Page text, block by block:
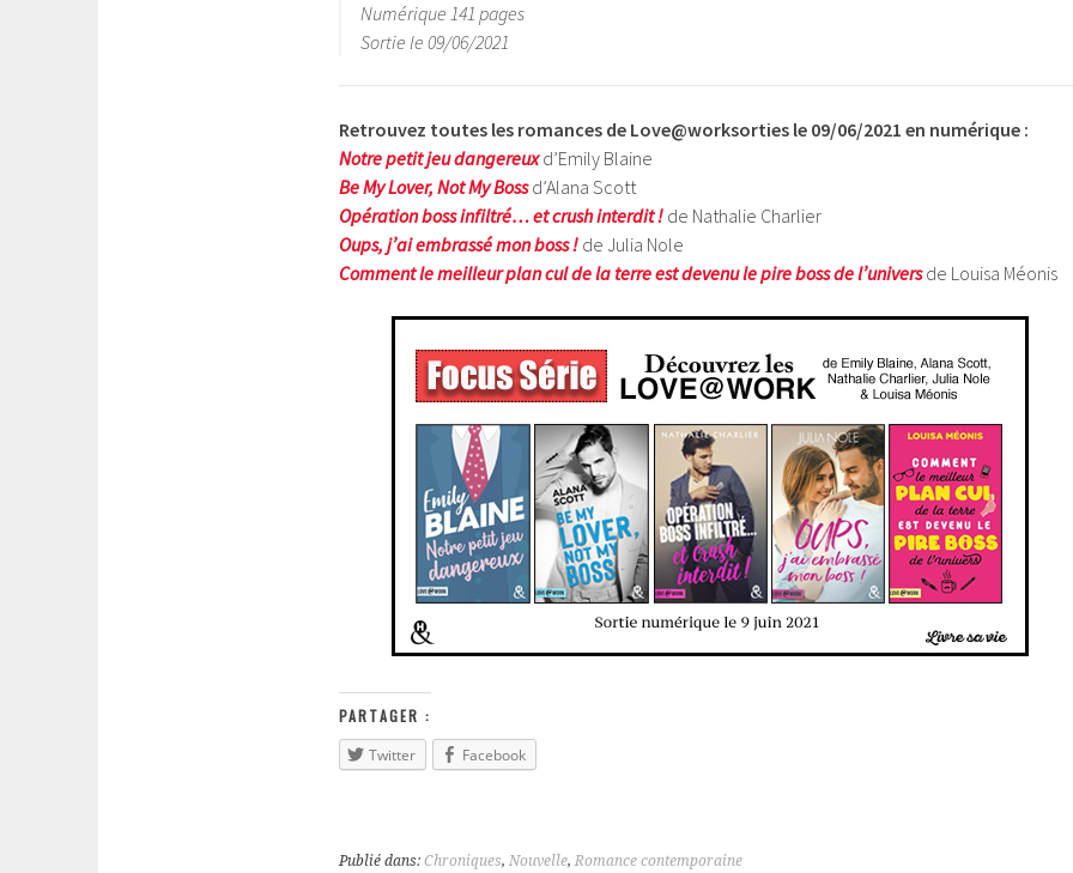
Numérique 141 pages
Sortie le 09/06/2021
Retrouvez toutes les romances de Love@worksorties le 09/06/2021 en numérique :
Notre petit jeu dangereuxd’Emily Blaine
Be My Lover, Not My Boss d’Alana Scott
Opération boss infiltré… et crush interdit ! de Nathalie Charlier
Oups, j’ai embrassé mon boss ! de Julia Nole
Comment le meilleur plan cul de la terre est devenu le pire boss de l’universde Louisa Méonis
PARTAGER :
Twitter
Facebook
Publié dans: Chroniques, Nouvelle,Romance contemporaine